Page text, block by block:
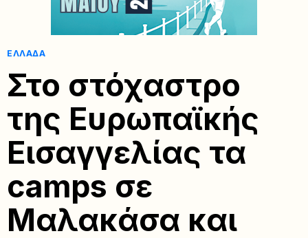
ΕΛΛΆΔΑ
Στο στόχαστρο
της Ευρωπαϊκής
Εισαγγελίας τα
camps σε
Μαλακάσα και